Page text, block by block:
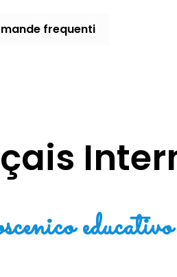
frequenti
educativo